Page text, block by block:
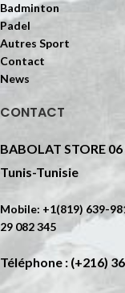
Badminton
Padel
Autres Sport
Contact
News
CONTACT
BABOLAT STORE
Tunis-Tunisie
Mobile: +1(819) 639-
29 082 345
Téléphone : (+216)